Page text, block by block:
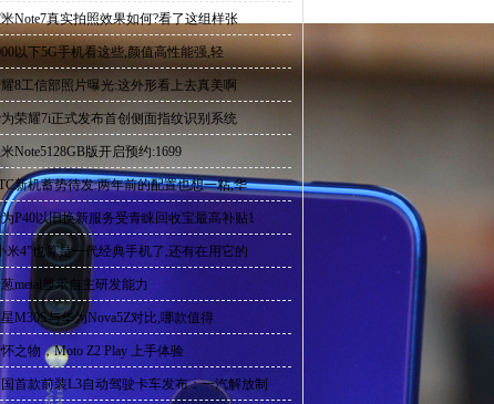
Note7真实拍照效果如何?看了这组样张
以下5G手机看这些,颜值高性能强,轻
8工信部照片曝光:这外形看上去真美啊
荣耀7i正式发布首创侧面指纹识别系统
Note5128GB版开启预约:1699
新机蓄势待发:两年前的配置也想一粘,华
P40以旧换新服务受青睐回收宝最高补贴1
米4”也算是一代经典手机了,还有在用它的
metal显示自主研发能力
M30S与华为Nova5Z对比,哪款值得
之物，Moto Z2 Play 上手体验
首款前装L3自动驾驶卡车发布：一汽解放制